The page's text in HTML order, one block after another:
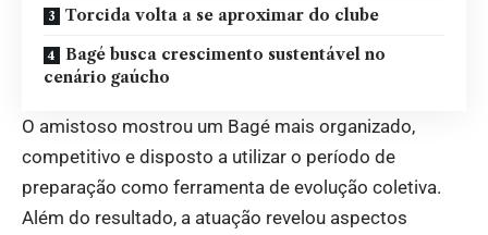
Torcida volta a se aproximar do clube
Bagé busca crescimento sustentável no
cenário gaúcho
O amistoso mostrou um Bagé mais organizado,
competitivo e disposto a utilizar o período de
preparação como ferramenta de evolução coletiva.
Além do resultado, a atuação revelou aspectos